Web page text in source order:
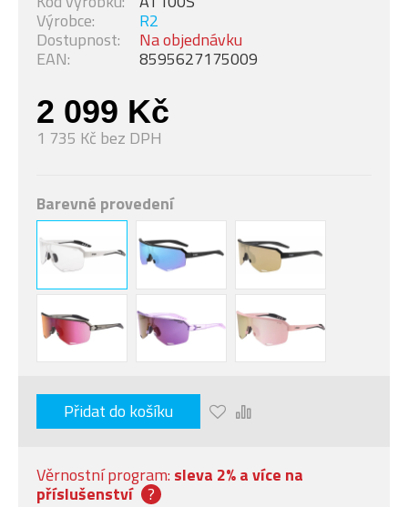
2 099 Kč
1 735 Kč bez DPH
Dostupnost: Na objednávku
Výrobce: R2
EAN: 8595627175009
Barevné provedení
Přidat do košíku
Věrnostní program: sleva 2% a více na
příslušenství ?